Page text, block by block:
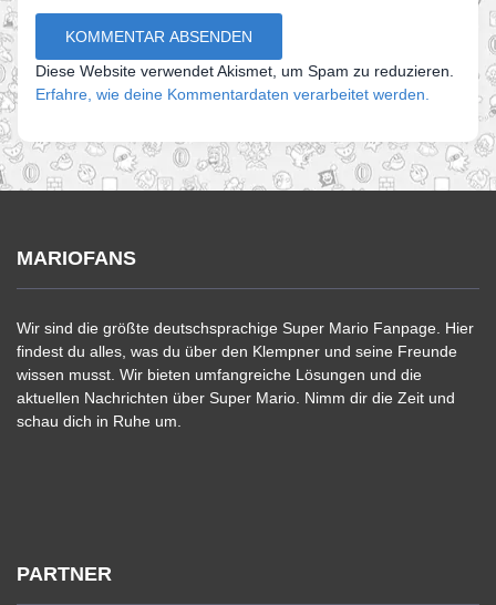
Diese Website verwendet Akismet, um Spam zu reduzieren.
Erfahre, wie deine Kommentardaten verarbeitet werden.
MARIOFANS
Wir sind die größte deutschsprachige Super Mario Fanpage. Hier
findest du alles, was du über den Klempner und seine Freunde
wissen musst. Wir bieten umfangreiche Lösungen und die
aktuellen Nachrichten über Super Mario. Nimm dir die Zeit und
schau dich in Ruhe um.
PARTNER